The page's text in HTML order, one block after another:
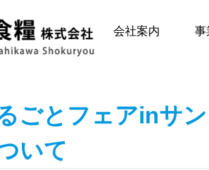
会社案内 事
ごとフェアinサ
いて